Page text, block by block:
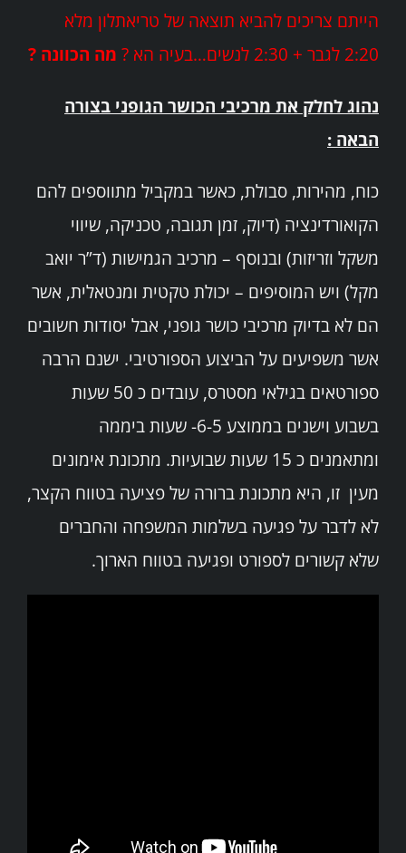
הייתם צריכים להביא תוצאה של טריאתלון מלא
2:20 לגבר + 2:30 לנשים…בעיה הא ?
מה הכוונה ?
נהוג לחלק את מרכיבי הכושר הגופני בצורה
הבאה :
כוח, מהירות, סבולת, כאשר במקביל מתווספים להם
הקואורדינציה (דיוק, זמן תגובה, טכניקה, שיווי
משקל וזריזות) ובנוסף – מרכיב הגמישות (ד”ר יואב
מקל) ויש המוסיפים – יכולת טקטית ומנטאלית, אשר
הם לא בדיוק מרכיבי כושר גופני, אבל יסודות חשובים
אשר משפיעים על הביצוע הספורטיבי. ישנם הרבה
ספורטאים בגילאי מסטרס, עובדים כ 50 שעות
בשבוע וישנים בממוצע 6-5- שעות ביממה
ומתאמנים כ 15 שעות שבועיות. מתכונת אימונים
מעין זו, היא מתכונת ברורה של פציעה בטווח הקצר,
לא לדבר על פגיעה בשלמות המשפחה והחברים
שלא קשורים לספורט ופגיעה בטווח הארוך.